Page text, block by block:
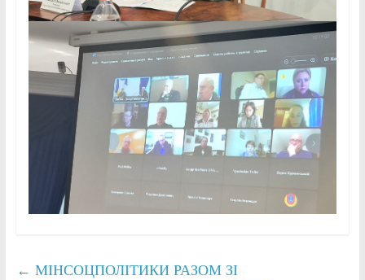
← МІНСОЦПОЛІТИКИ РАЗОМ ЗІ